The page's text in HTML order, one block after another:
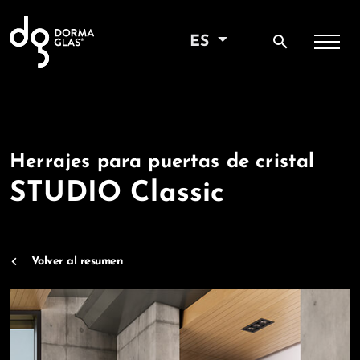
ES search
Herrajes para puertas de cristal
STUDIO Classic
Volver al resumen